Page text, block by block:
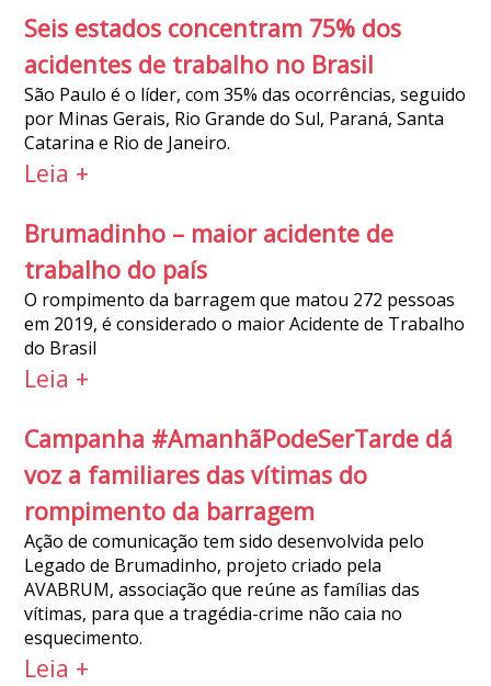
Seis estados concentram 75% dos
acidentes de trabalho no Brasil
São Paulo é o líder, com 35% das ocorrências, seguido
por Minas Gerais, Rio Grande do Sul, Paraná, Santa
Catarina e Rio de Janeiro.
Leia +
Brumadinho – maior acidente de
trabalho do país
O rompimento da barragem que matou 272 pessoas
em 2019, é considerado o maior Acidente de Trabalho
do Brasil
Leia +
Campanha #AmanhãPodeSerTarde dá
voz a familiares das vítimas do
rompimento da barragem
Ação de comunicação tem sido desenvolvida pelo
Legado de Brumadinho, projeto criado pela
AVABRUM, associação que reúne as famílias das
vítimas, para que a tragédia-crime não caia no
esquecimento.
Leia +